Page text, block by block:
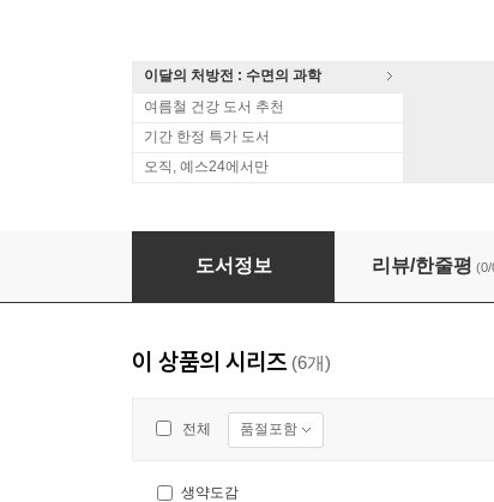
이달의 처방전 : 수면의 과학
여름철 건강 도서 추천
기간 한정 특가 도서
오직, 예스24에서만
한방회춘장수비전
도서정보 리뷰/한줄평 (0/
이 상품의 시리즈 (6개)
전체 품절포함
생약도감